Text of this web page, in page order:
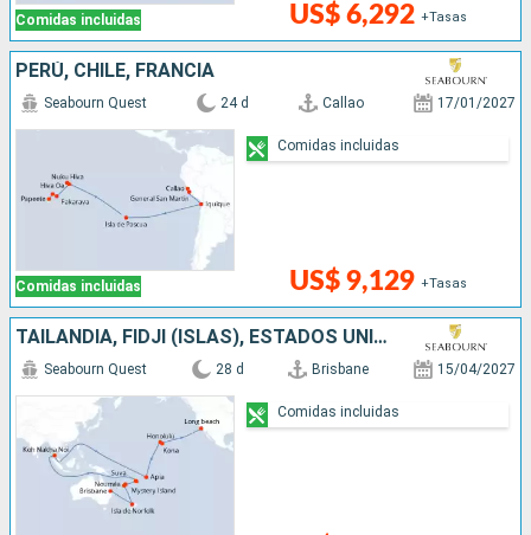
Comidas incluidas US$ 6,292 +Tasas
PERÚ, CHILE, FRANCIA
Comidas incluidas
Seabourn Quest 24 d Callao 17/01/2027
US$ 9,129 +Tasas
Comidas incluidas
TAILANDIA, FIDJI (ISLAS), ESTADOS UNIDOS, NUEVA CALEDONIA, NUEVA ZELANDA, VANUATU, SAMOA, AUSTRALIA
Seabourn Quest 28 d Brisbane 15/04/2027
Comidas incluidas